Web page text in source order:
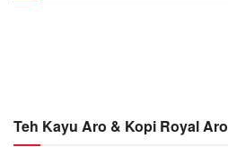
Teh Kayu Aro & Kopi Royal Aro